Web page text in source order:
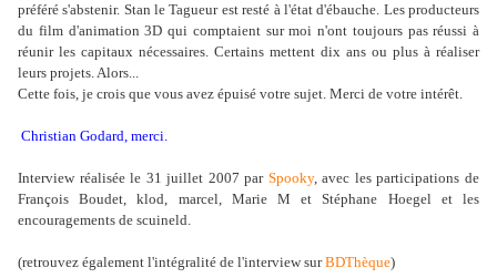
préféré s'abstenir. Stan le Tagueur est resté à l'état d'ébauche. Les producteurs
du film d'animation 3D qui comptaient sur moi n'ont toujours pas réussi à
réunir les capitaux nécessaires. Certains mettent dix ans ou plus à réaliser
leurs projets. Alors...
Cette fois, je crois que vous avez épuisé votre sujet. Merci de votre intérêt.
Christian Godard, merci.
Interview réalisée le 31 juillet 2007 par Spooky, avec les participations de
François Boudet, klod, marcel, Marie M et Stéphane Hoegel et les
encouragements de scuineld.
(retrouvez également l'intégralité de l'interview surBDThèque)